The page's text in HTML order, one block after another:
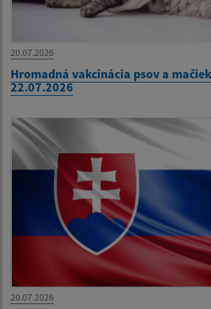
20.07.2026
Hromadná vakcinácia psov a
22.07.2026
20.07.2026